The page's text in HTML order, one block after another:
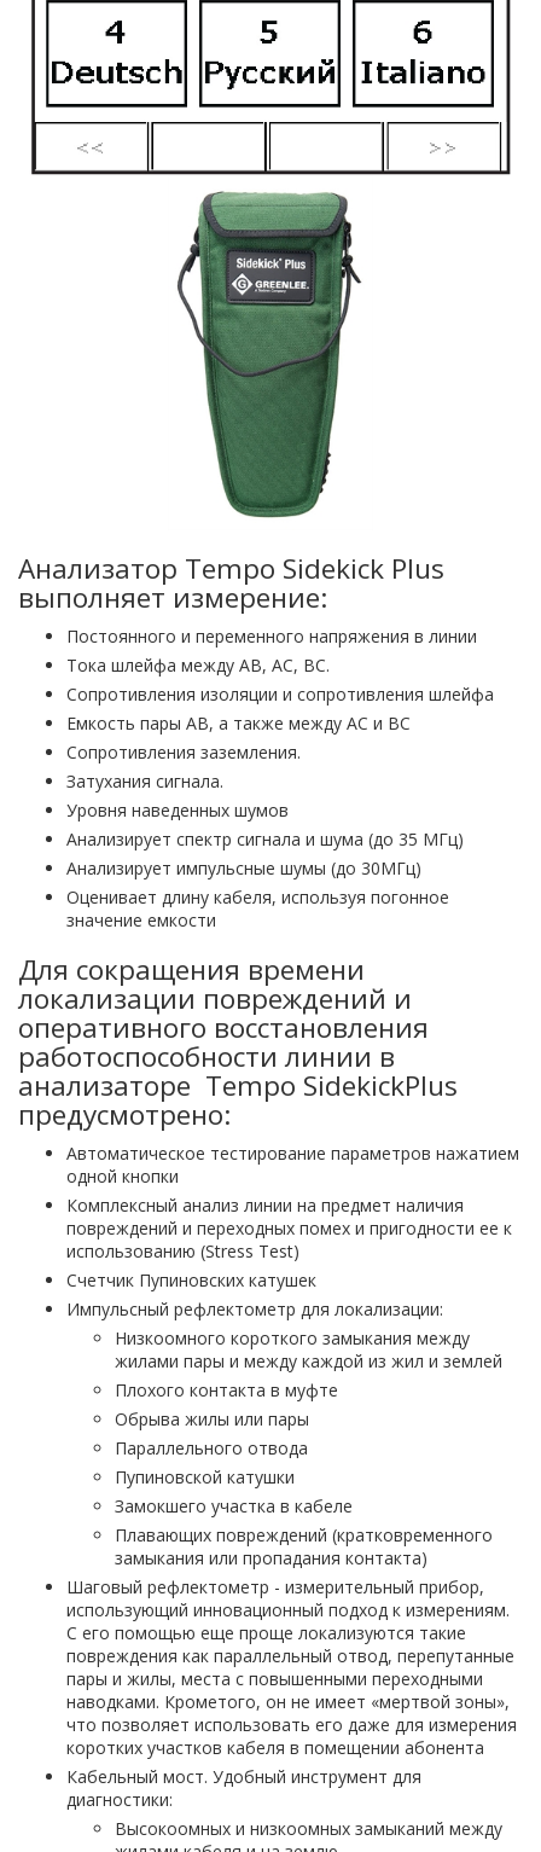
Анализатор Tempo Sidekick Plus
выполняет измерение:
Постоянного и переменного напряжения в линии
Тока шлейфа между АВ, АС, ВС.
Сопротивления изоляции и сопротивления шлейфа
Емкость пары АВ, а также между АС и ВС
Сопротивления заземления.
Затухания сигнала.
Уровня наведенных шумов
Анализирует спектр сигнала и шума (до 35 МГц)
Анализирует импульсные шумы (до 30МГц)
Оценивает длину кабеля, используя погонное
значение емкости
Для сокращения времени
локализации повреждений и
оперативного восстановления
работоспособности линии в
анализаторе Tempo SidekickPlus
предусмотрено:
Автоматическое тестирование параметров нажатием
одной кнопки
Комплексный анализ линии на предмет наличия
повреждений и переходных помех и пригодности ее к
использованию (Stress Test)
Счетчик Пупиновских катушек
Импульсный рефлектометр для локализации:
Низкоомного короткого замыкания между
жилами пары и между каждой из жил и землей
Плохого контакта в муфте
Обрыва жилы или пары
Параллельного отвода
Пупиновской катушки
Замокшего участка в кабеле
Плавающих повреждений (кратковременного
замыкания или пропадания контакта)
Шаговый рефлектометр - измерительный прибор,
использующий инновационный подход к измерениям.
С его помощью еще проще локализуются такие
повреждения как параллельный отвод, перепутанные
пары и жилы, места с повышенными переходными
наводками. Крометого, он не имеет «мертвой зоны»,
что позволяет использовать его даже для измерения
коротких участков кабеля в помещении абонента
Кабельный мост. Удобный инструмент для
диагностики:
Высокоомных и низкоомных замыканий между